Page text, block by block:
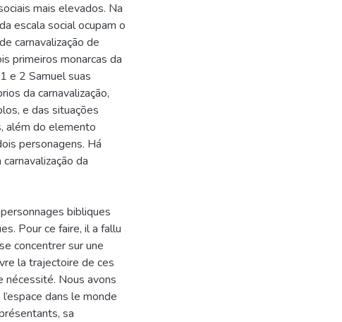
mais elevados. Na
escala social ocupam o
carnavalização de
primeiros monarcas da
e 2 Samuel suas
da carnavalização,
e das situações
além do elemento
personagens. Há
da
bibliques
Pour ce faire, il a fallu
concentrer sur une
la trajectoire de ces
nécessité. Nous avons
dans le monde
sa